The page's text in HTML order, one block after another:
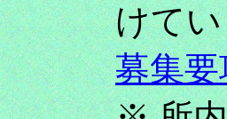
けて
募集要